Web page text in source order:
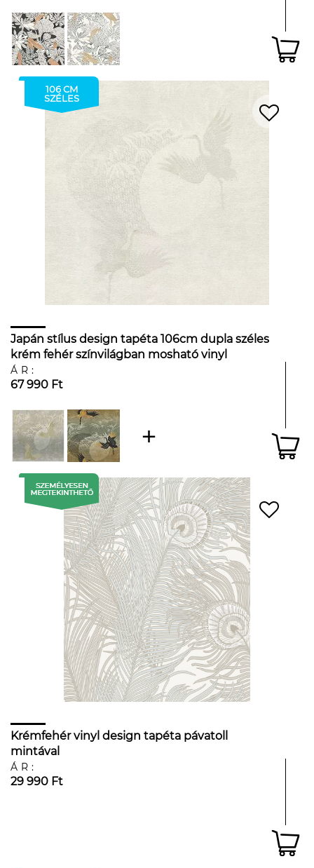
106 CM
SZÉLES
Japán stílus design tapéta 106cm dupla széles
krém fehér színvilágban mosható vinyl
ÁR:
67 990 Ft
Krémfehér vinyl design tapéta pávatoll
mintával
ÁR:
29 990 Ft